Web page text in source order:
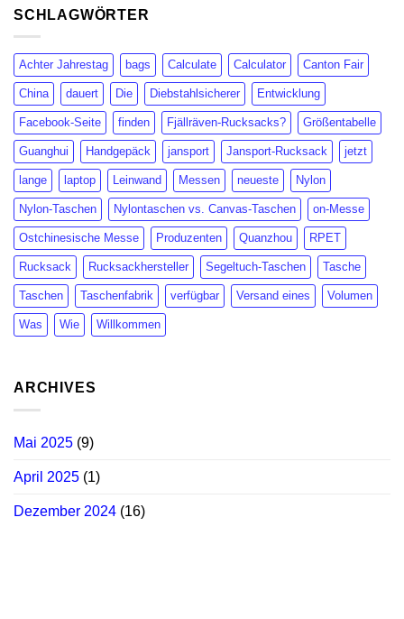
SCHLAGWÖRTER
Achter Jahrestag bags Calculate Calculator Canton Fair
China dauert Die Diebstahlsicherer Entwicklung
Facebook-Seite finden Fjällräven-Rucksacks? Größentabelle
Guanghui Handgepäck jansport Jansport-Rucksack jetzt
lange laptop Leinwand Messen neueste Nylon
Nylon-Taschen Nylontaschen vs. Canvas-Taschen on-Messe
Ostchinesische Messe Produzenten Quanzhou RPET
Rucksack Rucksackhersteller Segeltuch-Taschen Tasche
Taschen Taschenfabrik verfügbar Versand eines Volumen
Was Wie Willkommen
ARCHIVES
Mai 2025 (9)
April 2025 (1)
Dezember 2024 (16)